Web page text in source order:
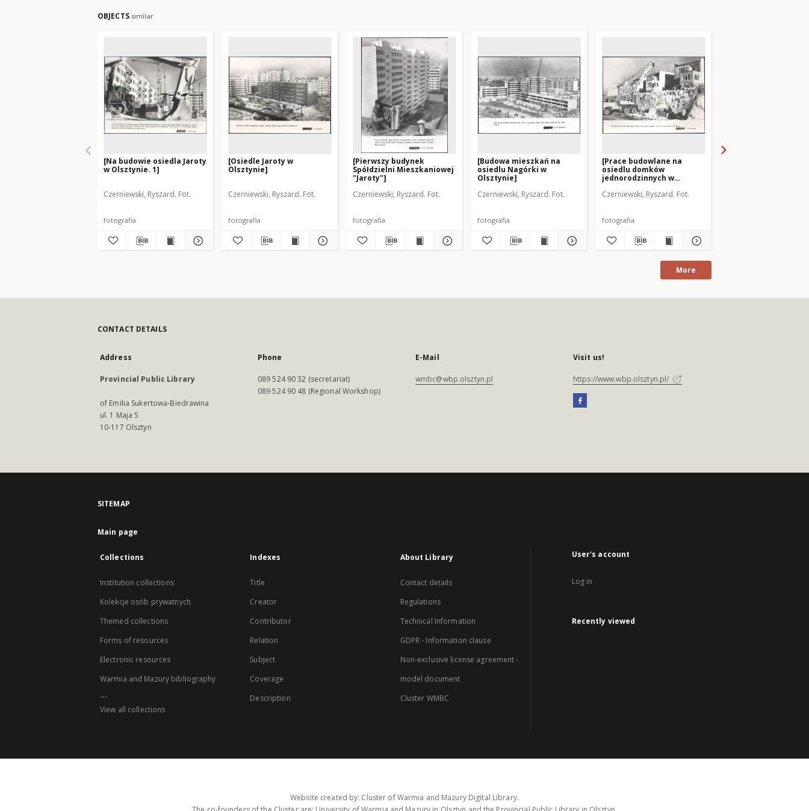
OBJECTS similar
[Na budowie osiedla Jaroty
w Olsztynie. 1]
Czerniewski, Ryszard. Fot.
fotografia
[Osiedle Jaroty w
Olsztynie]
Czerniewski, Ryszard. Fot.
fotografia
[Pierwszy budynek
Spółdzielni Mieszkaniowej
"Jaroty"]
Czerniewski, Ryszard. Fot.
fotografia
[Budowa mieszkań na
osiedlu Nagórki w
Olsztynie]
Czerniewski, Ryszard. Fot.
fotografia
[Prace budowlane na
osiedlu domków
jednorodzinnych w
Czerniewski, Ryszard. Fot.
fotografia
More
CONTACT DETAILS
Address
Provincial Public Library
of Emilia Sukertowa-Biedrawina
ul. 1 Maja 5
10-117 Olsztyn
Phone
089 524 90 32 (secretariat)
089 524 90 48 (Regional Workshop)
E-Mail
wmbc@wbp.olsztyn.pl
Visit us!
https://www.wbp.olsztyn.pl/
SITEMAP
Main page
Collections
Institution collections
Kolekcje osób prywatnych
Themed collections
Forms of resources
Electronic resources
Warmia and Mazury bibliography
...
View all collections
Indexes
Title
Creator
Contributor
Relation
Subject
Coverage
Description
About Library
Contact details
Regulations
Technical Information
GDPR - Information clause
Non-exclusive license agreement -
model document
Cluster WMBC
User's account
Log in
Recently viewed
Website created by: Cluster of Warmia and Mazury Digital Library.